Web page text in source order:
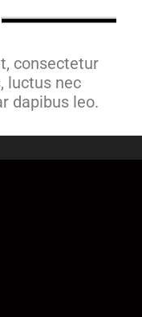
consectetur
luctus nec
dapibus leo.